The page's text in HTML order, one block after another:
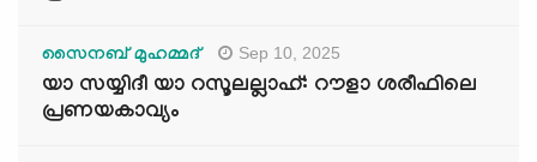
സൈനബ് മുഹമ്മദ് Sep 10, 2025
യാ സയ്യിദീ യാ റസൂലല്ലാഹ്: റൗളാ ശരീഫിലെ
പ്രണയകാവ്യം